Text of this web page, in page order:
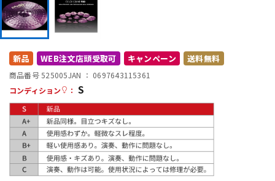
DTM オンライン納品
配信/ライブ機器 楽器アクセサリ
中古 ヴィンテージ
新品 WEB注文店頭受取可 キャンペーン 送料無料
商品番号 525005JAN ： 0697643115361
コンディション
： S